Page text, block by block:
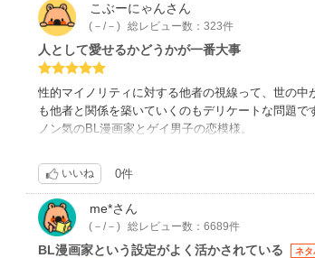
こぶーにゃんさん
(－/－) 総レビュー数：323件
人として愛せるかどうかが一番大事
性的マイノリティに対する他者の視線って、世の
も他者と関係を築いていくのもデリケートな問題で
ノン気のBL漫画家とゲイ男子の恋模様。
同居を始めたことで、お世話役から友人、そして
意を誠実に伝えるBL漫画家の彼のあり様が人として
男女の性愛ではないけれど、人が人を想い愛するの
桜井りょう先生の描くキャラクターって、女性よ
して、語られる目線が安定した大人としての余裕を
今回も優しくて素敵な作品、堪能させていただきま
いいね 0件
me*さん
(－/－) 総レビュー数：6689件
BL漫画家という設定がよく活かされている ネタ